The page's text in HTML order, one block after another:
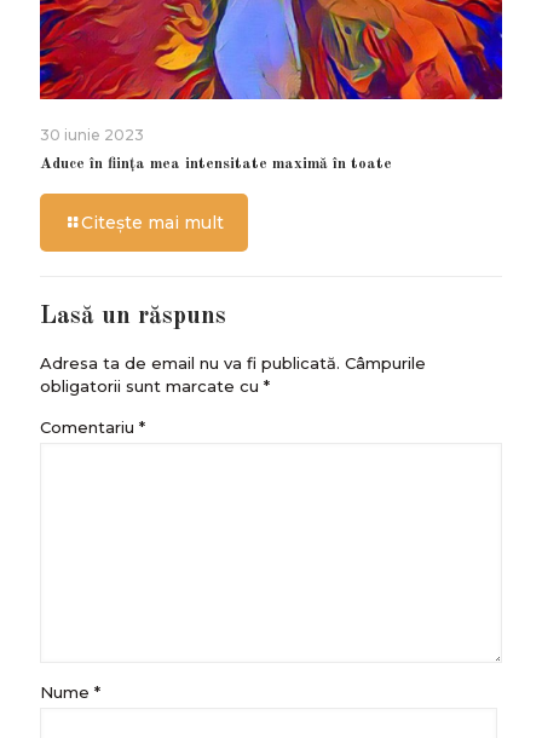
30 iunie 2023
Aduce în ființa mea intensitate maximă în toate
Citește mai mult
Lasă un răspuns
Adresa ta de email nu va fi publicată. Câmpurile
obligatorii sunt marcate cu *
Comentariu *
Nume *